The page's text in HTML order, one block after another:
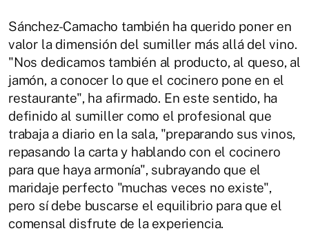
Sánchez-Camacho también ha querido poner en
valor la dimensión del sumiller más allá del vino.
"Nos dedicamos también al producto, al queso, al
jamón, a conocer lo que el cocinero pone en el
restaurante", ha afirmado. En este sentido, ha
definido al sumiller como el profesional que
trabaja a diario en la sala, "preparando sus vinos,
repasando la carta y hablando con el cocinero
para que haya armonía", subrayando que el
maridaje perfecto "muchas veces no existe",
pero sí debe buscarse el equilibrio para que el
comensal disfrute de la experiencia.